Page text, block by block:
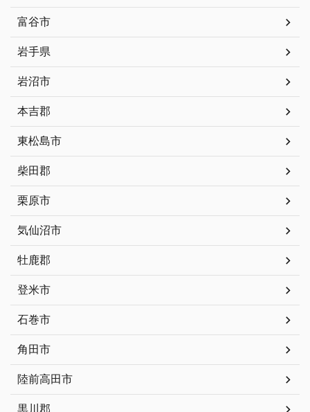
富谷市
岩手県
岩沼市
本吉郡
東松島市
柴田郡
栗原市
気仙沼市
牡鹿郡
登米市
石巻市
角田市
陸前高田市
黒川郡